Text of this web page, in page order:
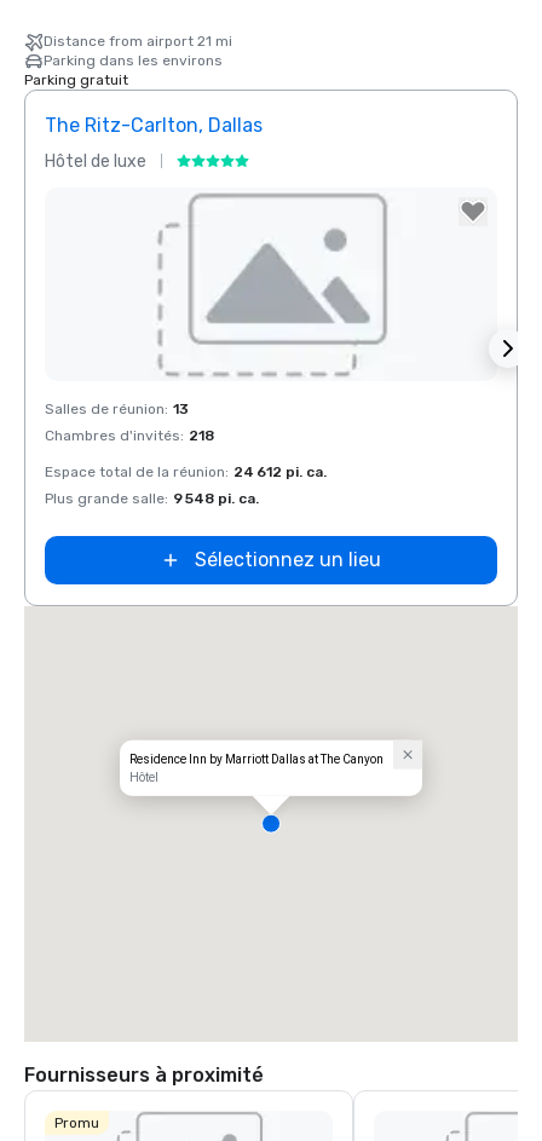
Distance from airport 21 mi
Parking dans les environs
Parking gratuit
The Ritz-Carlton, Dallas
Hôtel de luxe
Removed from favorites
Salles de réunion: 13
Chambres d'invités: 218
Espace total de la réunion: 24 612 pi. ca.
Plus grande salle: 9 548 pi. ca.
Sélectionnez un lieu
Residence Inn by Marriott Dallas at The Canyon
Hôtel
Crowne Plaza
Fournisseurs à proximité
Promu